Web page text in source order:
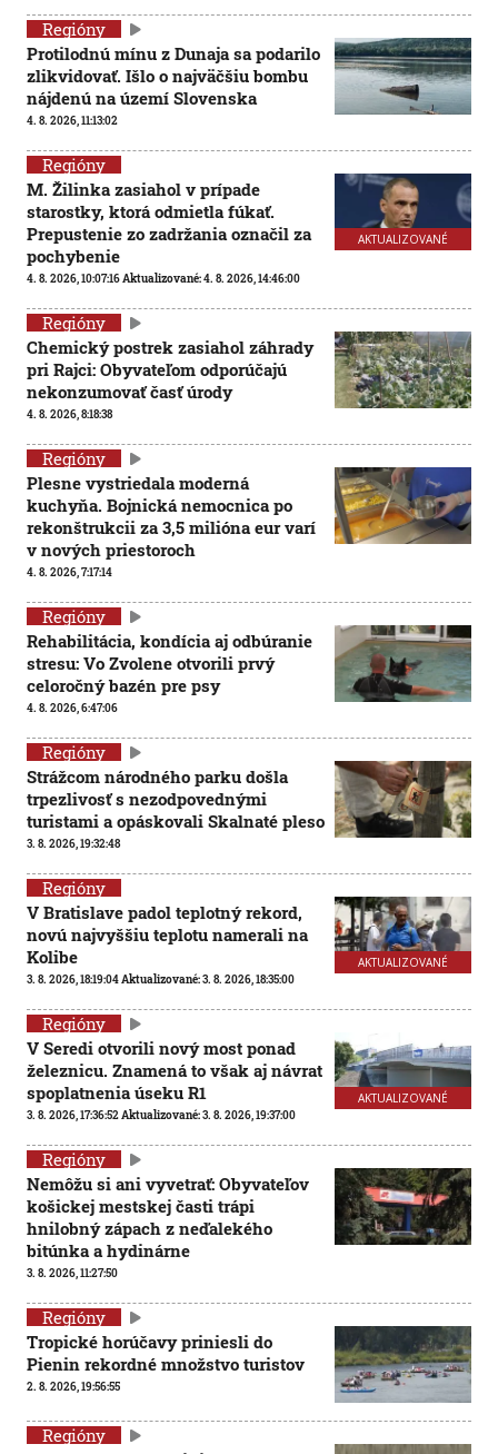
Regióny
Protilodnú mínu z Dunaja sa podarilo
zlikvidovať. Išlo o najväčšiu bombu
nájdenú na území Slovenska
4. 8. 2026, 11:13:02
AKTUALIZOVANÉ
Regióny
M. Žilinka zasiahol v prípade
starostky, ktorá odmietla fúkať.
Prepustenie zo zadržania označil za
pochybenie
4. 8. 2026, 10:07:16Aktualizované:4. 8. 2026, 14:46:00
Regióny
Chemický postrek zasiahol záhrady
pri Rajci: Obyvateľom odporúčajú
nekonzumovať časť úrody
4. 8. 2026, 8:18:38
Regióny
Plesne vystriedala moderná
kuchyňa. Bojnická nemocnica po
rekonštrukcii za 3,5 milióna eur varí
v nových priestoroch
4. 8. 2026, 7:17:14
Regióny
Rehabilitácia, kondícia aj odbúranie
stresu: Vo Zvolene otvorili prvý
celoročný bazén pre psy
4. 8. 2026, 6:47:06
Regióny
Strážcom národného parku došla
trpezlivosť s nezodpovednými
turistami a opáskovali Skalnaté pleso
3. 8. 2026, 19:32:48
AKTUALIZOVANÉ
Regióny
V Bratislave padol teplotný rekord,
novú najvyššiu teplotu namerali na
Kolibe
3. 8. 2026, 18:19:04Aktualizované:3. 8. 2026, 18:35:00
AKTUALIZOVANÉ
Regióny
V Seredi otvorili nový most ponad
železnicu. Znamená to však aj návrat
spoplatnenia úseku R1
3. 8. 2026, 17:36:52Aktualizované:3. 8. 2026, 19:37:00
Regióny
Nemôžu si ani vyvetrať: Obyvateľov
košickej mestskej časti trápi
hnilobný zápach z neďalekého
bitúnka a hydinárne
3. 8. 2026, 11:27:50
Regióny
Tropické horúčavy priniesli do
Pienin rekordné množstvo turistov
2. 8. 2026, 19:56:55
Regióny